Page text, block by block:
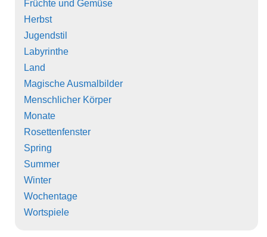
Früchte und Gemüse
Herbst
Jugendstil
Labyrinthe
Land
Magische Ausmalbilder
Menschlicher Körper
Monate
Rosettenfenster
Spring
Summer
Winter
Wochentage
Wortspiele